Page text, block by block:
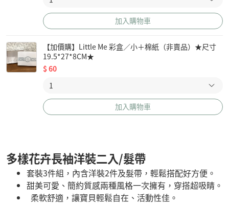
加入購物車
【加價購】Little Me 彩盒／小＋棉紙（非賣品）★尺寸
19.5*27*8CM★
$60
加入購物車
多樣花卉長袖洋裝二入/髮帶
套裝3件組，內含洋裝2件及髮帶，輕鬆搭配好方便。
甜美可愛、簡約質感兩種風格一次擁有，穿搭超吸睛。
柔軟舒適，讓寶貝輕鬆自在、活動性佳。